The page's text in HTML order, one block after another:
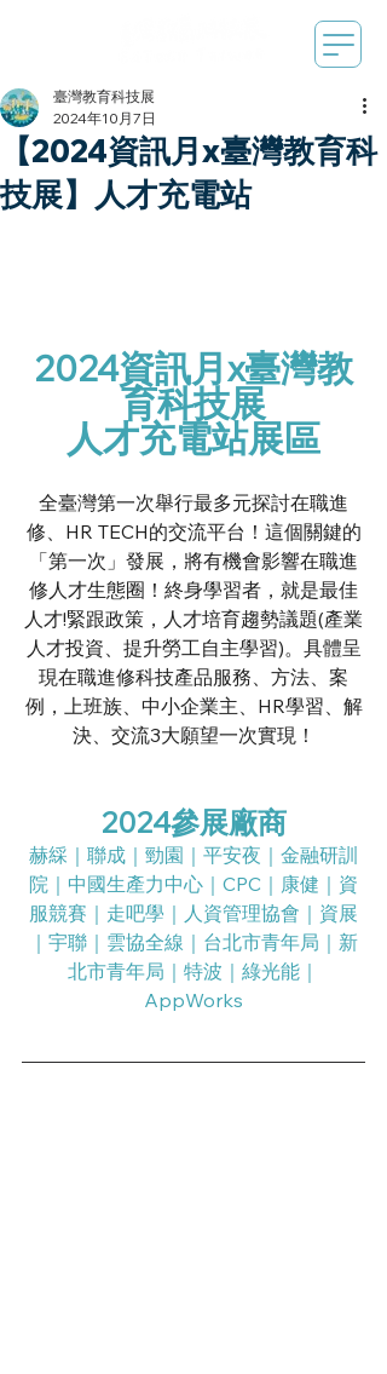
【2024資訊月x臺灣教育科
技展】人才充電站
臺灣教育科技展
2024年10月7日
2024資訊月x臺灣教
育科技展
人才充電站展區
全臺灣第一次舉行最多元探討在職進
修、HR TECH的交流平台！這個關鍵的
「第一次」發展，將有機會影響在職進
修人才生態圈！終身學習者，就是最佳
人才!緊跟政策，人才培育趨勢議題(產業
人才投資、提升勞工自主學習)。具體呈
現在職進修科技產品服務、方法、案
例，上班族、中小企業主、HR學習、解
決、交流3大願望一次實現！
2024參展廠商
赫綵｜聯成｜勁園｜平安夜｜金融研訓
院｜中國生產力中心｜CPC｜康健｜資
服競賽｜走吧學｜人資管理協會｜資展
｜宇聯｜雲協全線｜台北市青年局｜新
北市青年局｜特波｜綠光能｜
AppWorks